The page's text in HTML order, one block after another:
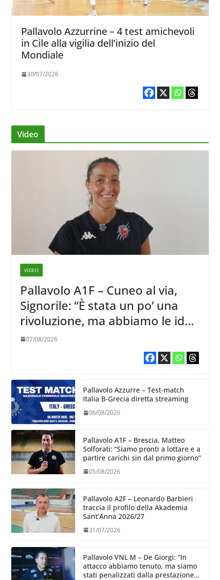
Pallavolo Azzurrine – 4 test amichevoli
in Cile alla vigilia dell’inizio del
Mondiale
30/07/2026
Video
VIDEO
Pallavolo A1F – Cuneo al via,
Signorile: “È stata un po’ una
rivoluzione, ma abbiamo le idee
chiare siu cosa vogliamo fare”
07/08/2026
Pallavolo Azzurre – Test-match
Italia B-Grecia diretta streaming
06/08/2026
Pallavolo A1F – Brescia, Matteo
Solforati: “Siamo pronti a lottare e a
partire carichi sin dal primo giorno”
05/08/2026
Pallavolo A2F – Leonardo Barbieri
traccia il profilo della Akademia
Sant’Anna 2026/27
31/07/2026
Pallavolo VNL M – De Giorgi: “In
attacco abbiamo tenuto, ma siamo
stati penalizzati dalla prestazione